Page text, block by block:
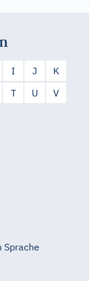
I J
K
T U
V
Sprache